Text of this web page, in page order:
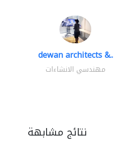
dewan architects &..
مهندسي الانشاءات
نتائج مشابهة